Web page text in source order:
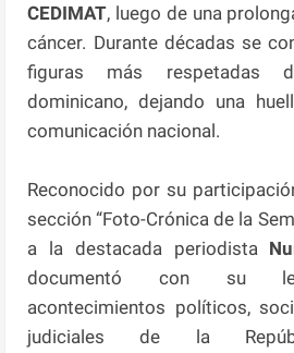
CEDIMAT, luego de una
cáncer. Durante décadas se
figuras más respetadas
dominicano, dejando una
comunicación nacional.
Reconocido por su
sección “Foto-Crónica de la
a la destacada periodista
documentó con su
acontecimientos políticos,
judiciales de la